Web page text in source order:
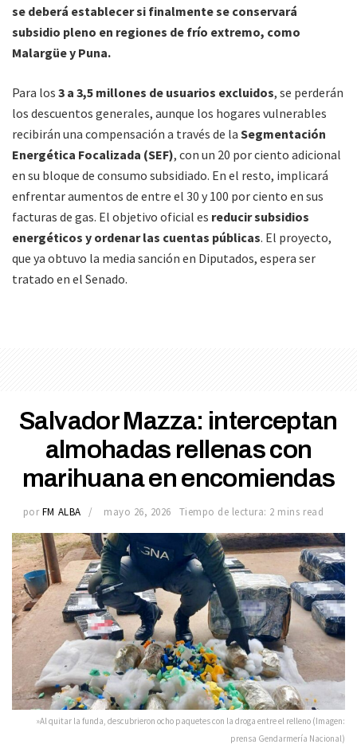
se deberá establecer si finalmente se conservará
subsidio pleno en regiones de frío extremo, como
Malargüe y Puna.
Para los 3 a 3,5 millones de usuarios excluidos, se perderán
los descuentos generales, aunque los hogares vulnerables
recibirán una compensación a través de la Segmentación
Energética Focalizada (SEF), con un 20 por ciento adicional
en su bloque de consumo subsidiado. En el resto, implicará
enfrentar aumentos de entre el 30 y 100 por ciento en sus
facturas de gas. El objetivo oficial es reducir subsidios
energéticos y ordenar las cuentas públicas. El proyecto,
que ya obtuvo la media sanción en Diputados, espera ser
tratado en el Senado.
Salvador Mazza: interceptan
almohadas rellenas con
marihuana en encomiendas
por FM ALBA mayo 26, 2026 Tiempo de lectura: 2 mins read
»Al quitar la funda, descubrieron ocho paquetes con la droga entre el relleno (Imagen:
prensa Gendarmería Nacional)